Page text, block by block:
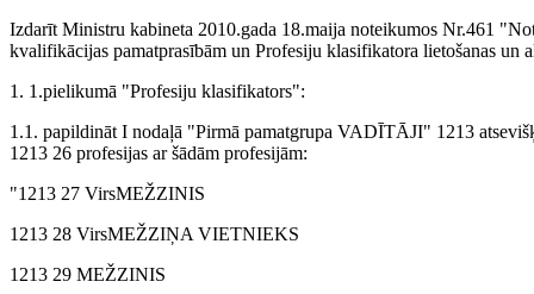
Izdarīt Ministru kabineta 2010.gada 18.maija noteikumos Nr.461
kvalifikācijas pamatprasībām un Profesiju klasifikatora lietošanas un
1. 1.pielikumā "Profesiju klasifikators":
1.1. papildināt I nodaļā "Pirmā pamatgrupa VADĪTĀJI" 1213
1213 26 profesijas ar šādām profesijām:
"1213 27 VirsMEŽZINIS
1213 28 VirsMEŽZIŅA VIETNIEKS
1213 29 MEŽZINIS